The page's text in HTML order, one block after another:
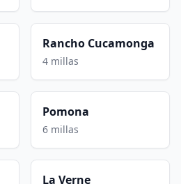
Rancho Cucamonga
4 millas
Pomona
6 millas
La Verne